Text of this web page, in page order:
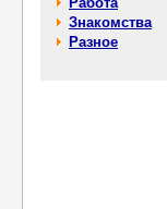
Знакомства
Разное